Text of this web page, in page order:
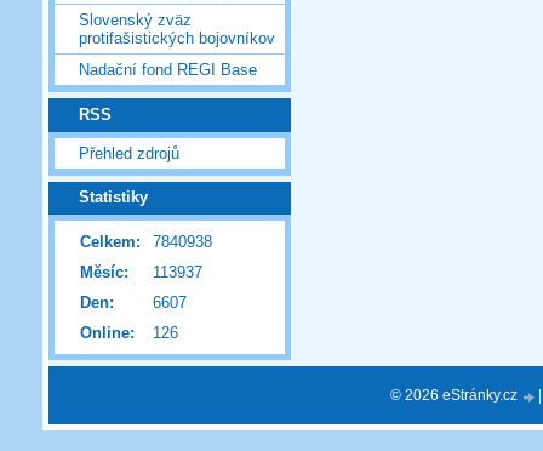
Slovenský zväz
protifašistických bojovníkov
Nadační fond REGI Base
RSS
Přehled zdrojů
Statistiky
Online: 126
Celkem:
7840938
Měsíc:
113937
Den:
6607
© 2026 eStránky.cz